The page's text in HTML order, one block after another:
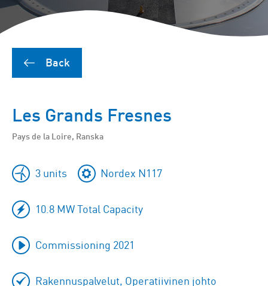
Back
Les Grands Fresnes
Pays de la Loire, Ranska
3 units Nordex N117
10.8 MW Total Capacity
Commissioning 2021
Rakennuspalvelut, Operatiivinen johto